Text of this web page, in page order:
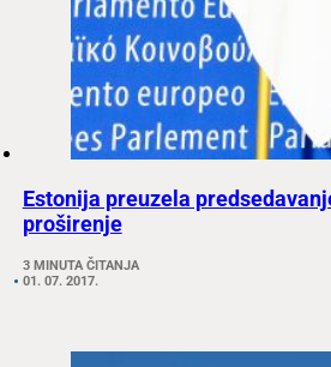
Estonija preuzela
proširenje
3 MINUTA ČITANJA
01. 07. 2017.